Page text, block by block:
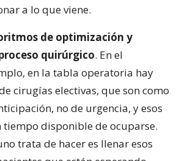
a lo que viene.
de optimización y
quirúrgico. En el
en la tabla operatoria hay
cirugías electivas, que son como
no de urgencia, y esos
tiempo disponible de ocuparse.
trata de hacer es llenar esos